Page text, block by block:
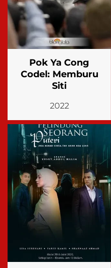
Pok Ya Cong
Codel: Memburu
Siti
2022